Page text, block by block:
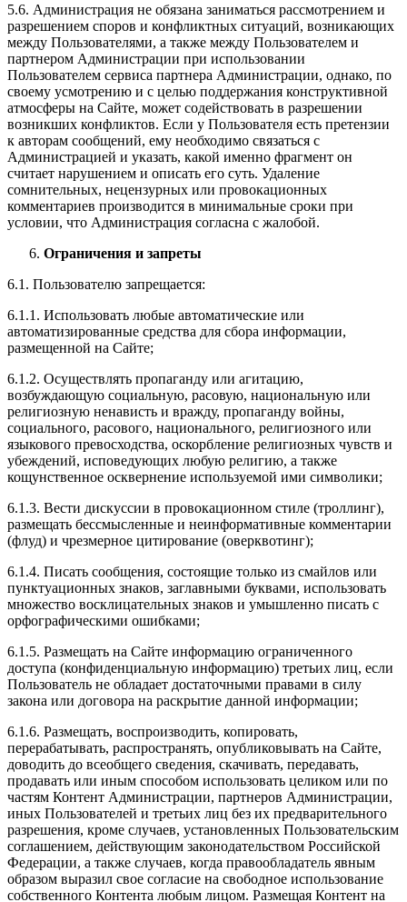
5.6. Администрация не обязана заниматься рассмотрением и
разрешением споров и конфликтных ситуаций, возникающих
между Пользователями, а также между Пользователем и
партнером Администрации при использовании
Пользователем сервиса партнера Администрации, однако, по
своему усмотрению и с целью поддержания конструктивной
атмосферы на Сайте, может содействовать в разрешении
возникших конфликтов. Если у Пользователя есть претензии
к авторам сообщений, ему необходимо связаться с
Администрацией и указать, какой именно фрагмент он
считает нарушением и описать его суть. Удаление
сомнительных, нецензурных или провокационных
комментариев производится в минимальные сроки при
условии, что Администрация согласна с жалобой.
Ограничения и запреты
6.1. Пользователю запрещается:
6.1.1. Использовать любые автоматические или
автоматизированные средства для сбора информации,
размещенной на Сайте;
6.1.2. Осуществлять пропаганду или агитацию,
возбуждающую социальную, расовую, национальную или
религиозную ненависть и вражду, пропаганду войны,
социального, расового, национального, религиозного или
языкового превосходства, оскорбление религиозных чувств и
убеждений, исповедующих любую религию, а также
кощунственное осквернение используемой ими символики;
6.1.3. Вести дискуссии в провокационном стиле (троллинг),
размещать бессмысленные и неинформативные комментарии
(флуд) и чрезмерное цитирование (оверквотинг);
6.1.4. Писать сообщения, состоящие только из смайлов или
пунктуационных знаков, заглавными буквами, использовать
множество восклицательных знаков и умышленно писать с
орфографическими ошибками;
6.1.5. Размещать на Сайте информацию ограниченного
доступа (конфиденциальную информацию) третьих лиц, если
Пользователь не обладает достаточными правами в силу
закона или договора на раскрытие данной информации;
6.1.6. Размещать, воспроизводить, копировать,
перерабатывать, распространять, опубликовывать на Сайте,
доводить до всеобщего сведения, скачивать, передавать,
продавать или иным способом использовать целиком или по
частям Контент Администрации, партнеров Администрации,
иных Пользователей и третьих лиц без их предварительного
разрешения, кроме случаев, установленных Пользовательским
соглашением, действующим законодательством Российской
Федерации, а также случаев, когда правообладатель явным
образом выразил свое согласие на свободное использование
собственного Контента любым лицом. Размещая Контент на